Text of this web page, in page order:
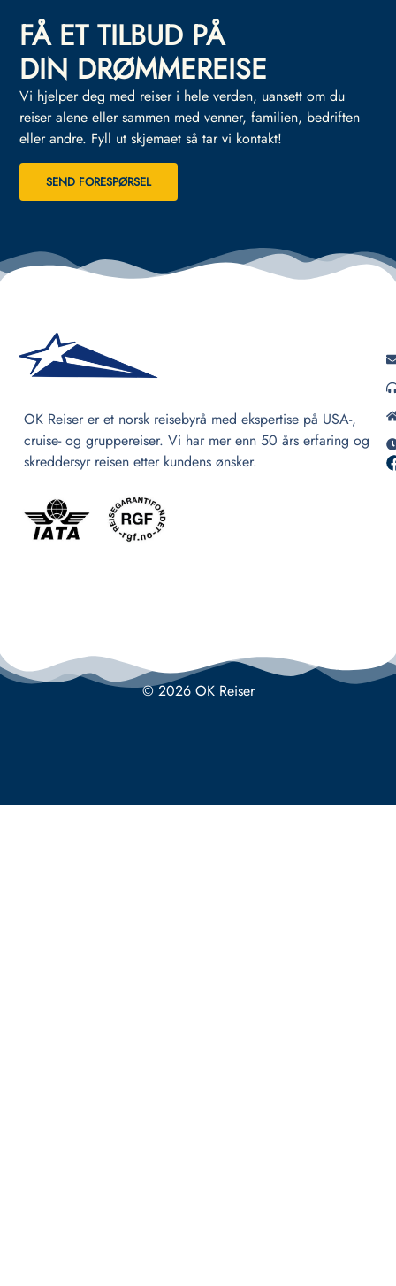
FÅ ET TILBUD PÅ
DIN DRØMMEREISE
Vi hjelper deg med reiser i hele verden, uansett om du
reiser alene eller sammen med venner, familien, bedriften
eller andre. Fyll ut skjemaet så tar vi kontakt!
SEND FORESPØRSEL
OK Reiser er et norsk reisebyrå med ekspertise på USA-,
cruise- og gruppereiser. Vi har mer enn 50 års erfaring og
skreddersyr reisen etter kundens ønsker.
© 2026 OK Reiser